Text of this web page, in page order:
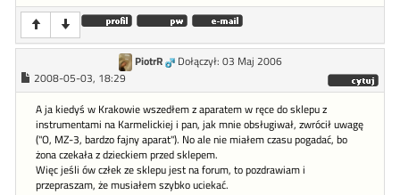
PiotrR
Dołączył: 03 Maj 2006
2008-05-03, 18:29
A ja kiedyś w Krakowie wszedłem z aparatem w ręce do sklepu z
instrumentami na Karmelickiej i pan, jak mnie obsługiwał, zwrócił uwagę
("O, MZ-3, bardzo fajny aparat"). No ale nie miałem czasu pogadać, bo
żona czekała z dzieckiem przed sklepem.
Więc jeśli ów człek ze sklepu jest na forum, to pozdrawiam i
przepraszam, że musiałem szybko uciekać.